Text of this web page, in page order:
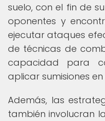
suelo, con el fin de
oponentes y
ejecutar ataques
de técnicas de
capacidad para
aplicar sumisiones en
Además, las
también involucran